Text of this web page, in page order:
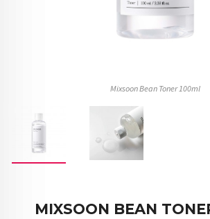
Mixsoon Bean Toner 100ml
MIXSOON BEAN